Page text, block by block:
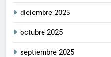
diciembre 2025
octubre 2025
septiembre 2025